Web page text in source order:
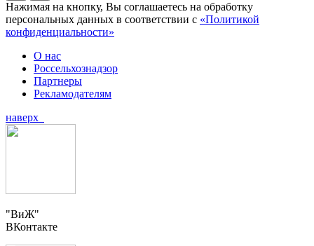
Нажимая на кнопку, Вы соглашаетесь на обработку
персональных данных в соответствии с «Политикой
конфиденциальности»
О нас
Россельхознадзор
Партнеры
Рекламодателям
наверх
"ВиЖ"
ВКонтакте